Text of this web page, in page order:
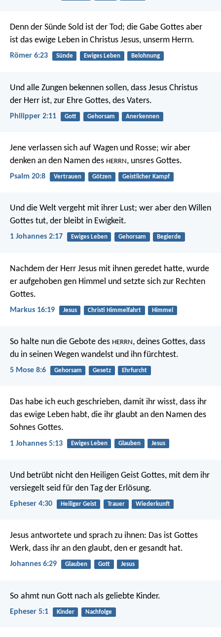
Denn der Sünde Sold ist der Tod; die Gabe Gottes aber
ist das ewige Leben in Christus Jesus, unserm Herrn.
Römer 6:23 Sünde Ewiges Leben Belohnung
Und alle Zungen bekennen sollen, dass Jesus Christus
der Herr ist, zur Ehre Gottes, des Vaters.
Philipper 2:11 Gott Gehorsam Anerkennen
Jene verlassen sich auf Wagen und Rosse; wir aber
denken an den Namen des HERRN , unsres Gottes.
Psalm 20:8 Vertrauen Götzen Geistlicher Kampf
Und die Welt vergeht mit ihrer Lust; wer aber den Willen
Gottes tut, der bleibt in Ewigkeit.
1 Johannes 2:17 Ewiges Leben Gehorsam Begierde
Nachdem der Herr Jesus mit ihnen geredet hatte, wurde
er aufgehoben gen Himmel und setzte sich zur Rechten
Gottes.
Markus 16:19 Jesus Christi Himmelfahrt Himmel
So halte nun die Gebote des HERRN, deines Gottes, dass
du in seinen Wegen wandelst und ihn fürchtest.
5 Mose 8:6 Gehorsam Gesetz Ehrfurcht
Das habe ich euch geschrieben, damit ihr wisst, dass ihr
das ewige Leben habt, die ihr glaubt an den Namen des
Sohnes Gottes.
1 Johannes 5:13 Ewiges Leben Glauben Jesus
Und betrübt nicht den Heiligen Geist Gottes, mit dem ihr
versiegelt seid für den Tag der Erlösung.
Epheser 4:30 Heiliger Geist Trauer Wiederkunft
Jesus antwortete und sprach zu ihnen: Das ist Gottes
Werk, dass ihr an den glaubt, den er gesandt hat.
Johannes 6:29 Glauben Gott Jesus
So ahmt nun Gott nach als geliebte Kinder.
Epheser 5:1 Kinder Nachfolge